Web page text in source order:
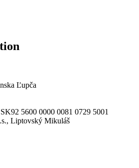
Ľupča
5600 0000 0081 0729 5001
Liptovský Mikuláš